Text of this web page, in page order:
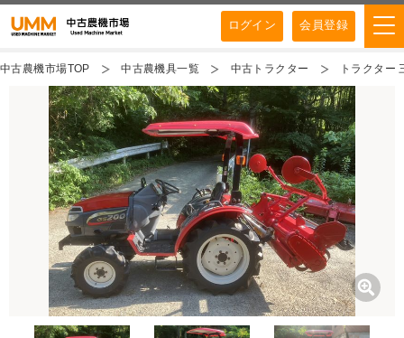
ログイン 会員登録
中古農機市場TOP 中古農機具一覧 中古トラクター トラクター